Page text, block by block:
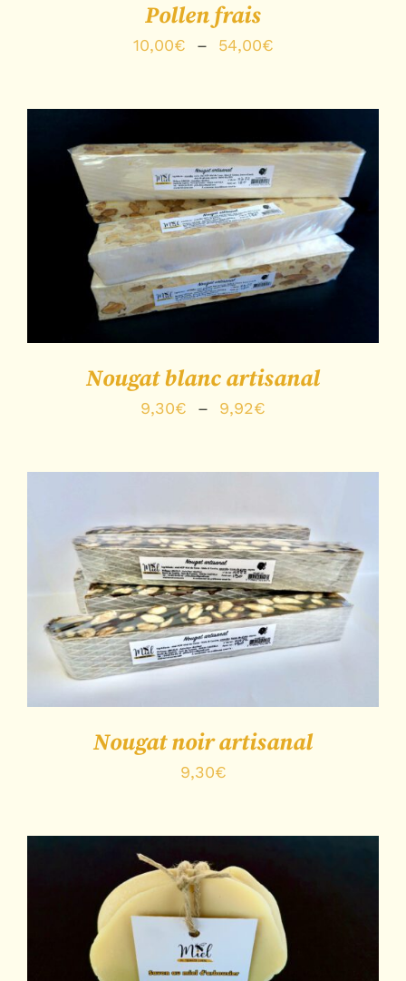
Pollen frais
10,00€ – 54,00€Plage
à
54,00€
CHOIX DES OPTIONS
/
DÉTAILS
Nougat blanc artisanal
9,30€ – 9,92€
à
9,92€
CHOIX DES OPTIONS
/
DÉTAILS
Nougat noir artisanal
9,30€
CHOIX DES OPTIONS
DÉTAILS